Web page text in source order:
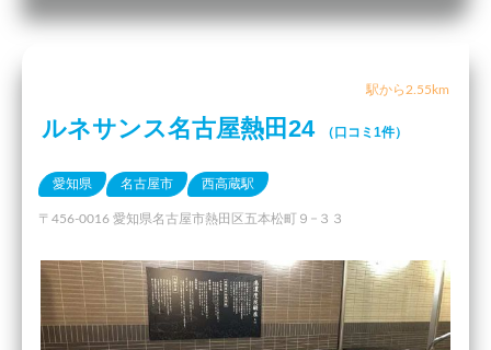
駅から2.55km
ルネサンス名古屋熱田24 （口コミ1件）
愛知県 名古屋市 西高蔵駅
〒456-0016 愛知県名古屋市熱田区五本松町９−３３